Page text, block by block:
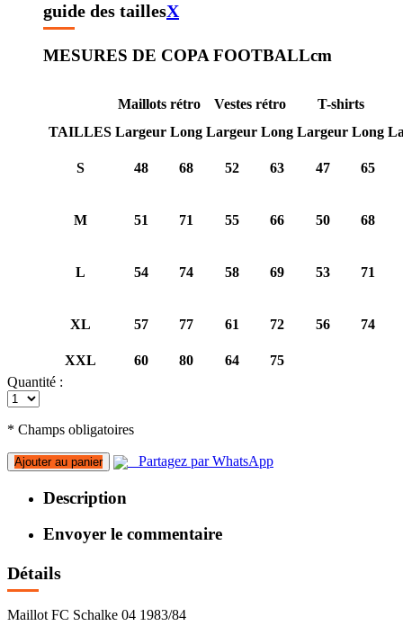
guide des taillesX
MESURES DE COPA FOOTBALLcm
Maillots rétro Vestes rétro
T-shirts
TAILLES Largeur Long Largeur Long Largeur Long
S 48 68 52 63 47 65
M 51 71 55 66 50 68
L 54 74 58 69 53 71
XL 57 77 61 72 56 74
XXL 60 80 64
75
Quantité :
* Champs obligatoires
Ajouter au panier Partagez par WhatsApp
Description
Envoyer le commentaire
Détails
Maillot FC Schalke 04 1983/84